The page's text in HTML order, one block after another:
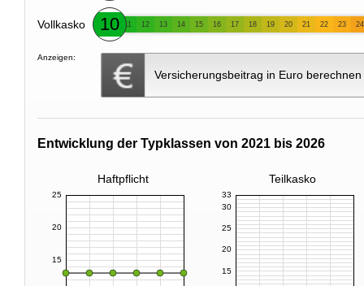
Vollkasko 10 11 12 13 14 15 16 17 18 19 20 21 22 23 24
Anzeigen:
Versicherungsbeitrag in Euro berechnen
Entwicklung der Typklassen von 2021 bis 2026
Haftpflicht Teilkasko
15
20
25
15
20
25
30
33